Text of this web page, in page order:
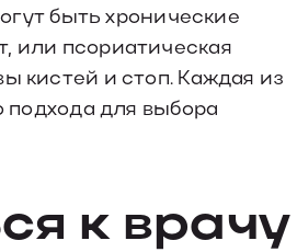
быть хронические
или псориатическая
кистей и стоп. Каждая из
подхода для выбора
к врачу